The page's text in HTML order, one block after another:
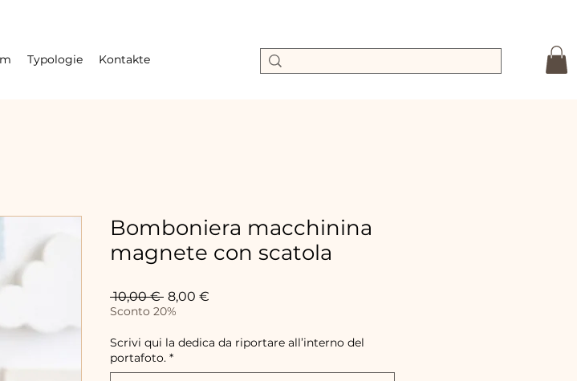
Typologie Kontakte
Bomboniera macchinina
magnete con scatola
10,00 € Standardpreis
8,00 €
Sconto 20%
Scrivi qui la dedica da riportare all’interno del
portafoto. *